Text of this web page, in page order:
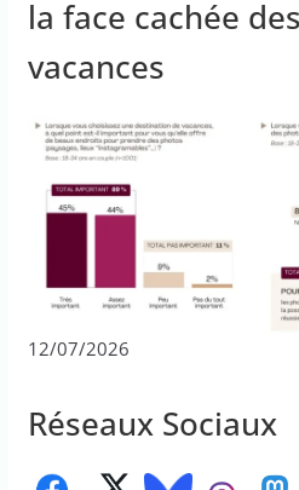
la face cachée
vacances
12/07/2026
Réseaux Sociaux